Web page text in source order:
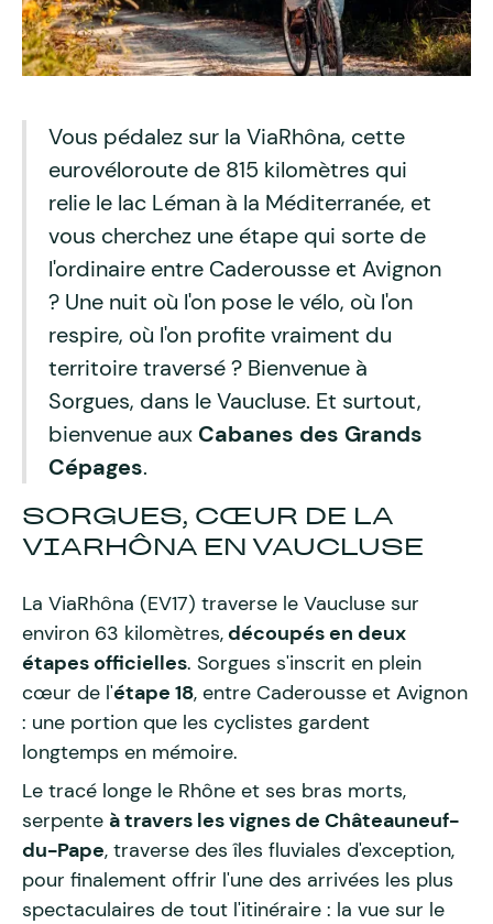
Vous pédalez sur la ViaRhôna, cette
eurovéloroute de 815 kilomètres qui
relie le lac Léman à la Méditerranée, et
vous cherchez une étape qui sorte de
l'ordinaire entre Caderousse et Avignon
? Une nuit où l'on pose le vélo, où l'on
respire, où l'on profite vraiment du
territoire traversé ? Bienvenue à
Sorgues, dans le Vaucluse. Et surtout,
bienvenue aux Cabanes des Grands
Cépages.
SORGUES, CŒUR DE LA
VIARHÔNA EN VAUCLUSE
La ViaRhôna (EV17) traverse le Vaucluse sur
environ 63 kilomètres, découpés en deux
étapes officielles. Sorgues s'inscrit en plein
cœur de l'étape 18, entre Caderousse et Avignon
: une portion que les cyclistes gardent
longtemps en mémoire.
Le tracé longe le Rhône et ses bras morts,
serpente à travers les vignes de Châteauneuf-
du-Pape, traverse des îles fluviales d'exception,
pour finalement offrir l'une des arrivées les plus
spectaculaires de tout l'itinéraire : la vue sur le